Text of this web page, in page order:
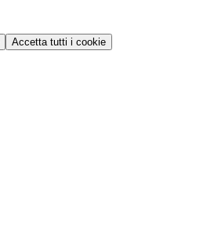
Accetta tutti i cookie